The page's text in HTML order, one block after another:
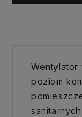
Wentylator
poziom